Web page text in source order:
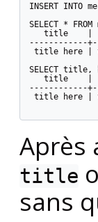
INSERT
SELECT *
title    |
------------
title here |
SELECT title,
title    |
------------
title here |
Après
title
sans